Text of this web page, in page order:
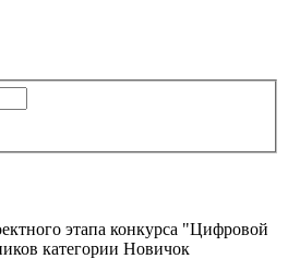
этапа конкурса "Цифровой
категории Новичок